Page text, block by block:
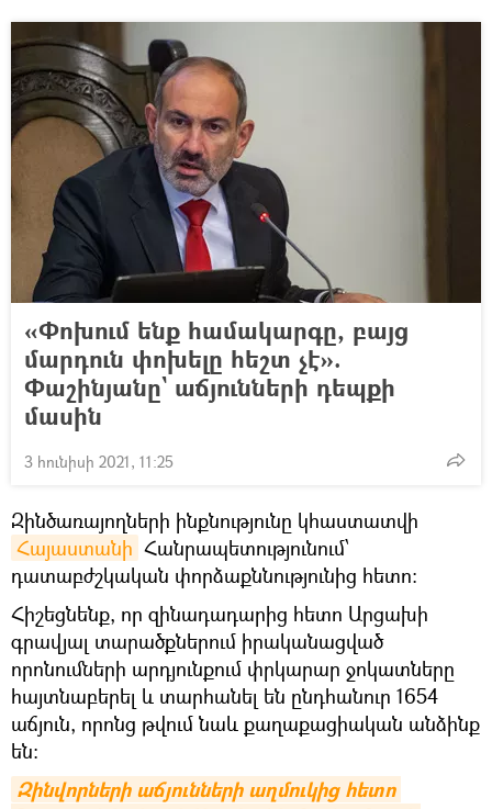
«Փոխում ենք համակարգը, բայց
մարդուն փոխելը հեշտ չէ».
Փաշինյանը` աճյունների դեպքի
մասին
3 հունիսի 2021, 11:25
Զինծառայողների ինքնությունը կհաստատվի
Հայաստանի Հանրապետությունում՝
դատաբժշկական փորձաքննությունից հետո:
Հիշեցնենք, որ զինադադարից հետո Արցախի
գրավյալ տարածքներում իրականացված
որոնումների արդյունքում փրկարար ջոկատները
հայտնաբերել և տարհանել են ընդհանուր 1654
աճյուն, որոնց թվում նաև քաղաքացիական անձինք
են:
Զինվորների աճյունների աղմուկից հետո